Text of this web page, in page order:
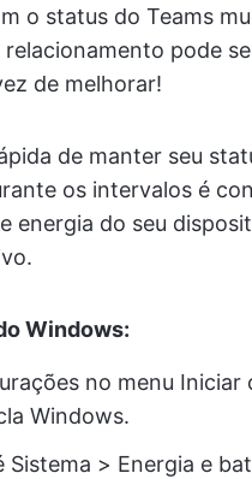
o status do Teams
relacionamento pode se
de melhorar!
de manter seu
os intervalos é
energia do seu
Windows:
no menu Iniciar
Windows.
Sistema > Energia e